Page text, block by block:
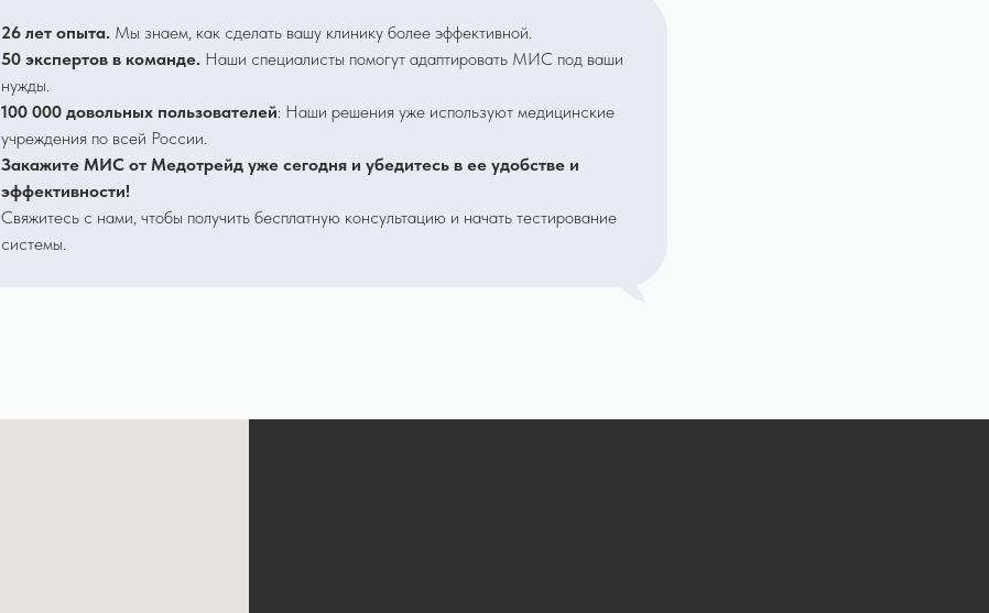
26 лет опыта. Мы знаем, как сделать вашу клинику более эффективной.
50 экспертов в команде. Наши специалисты помогут адаптировать МИС под ваши
нужды.
100 000 довольных пользователей: Наши решения уже используют медицинские
учреждения по всей России.
Закажите МИС от Медотрейд уже сегодня и убедитесь в ее удобстве и
эффективности!
Свяжитесь с нами, чтобы получить бесплатную консультацию и начать тестирование
системы.